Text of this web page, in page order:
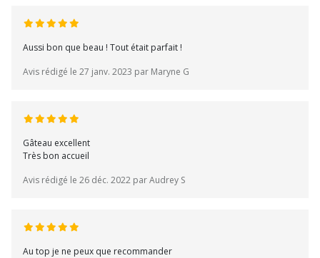
Aussi bon que beau ! Tout était parfait !
Avis rédigé le 27 janv. 2023 par Maryne G
Gâteau excellent
Très bon accueil
Avis rédigé le 26 déc. 2022 par Audrey S
Au top je ne peux que recommander